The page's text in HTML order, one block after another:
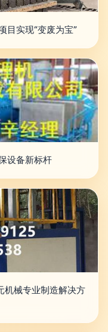
目实现“变废为宝”
设备新标杆
机械专业制造解决方